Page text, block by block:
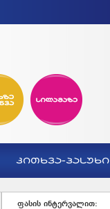
ᲙᲘᲗᲮᲕᲐ-ᲞᲐᲡᲣᲮᲘ
ფასის ინტერვალით: